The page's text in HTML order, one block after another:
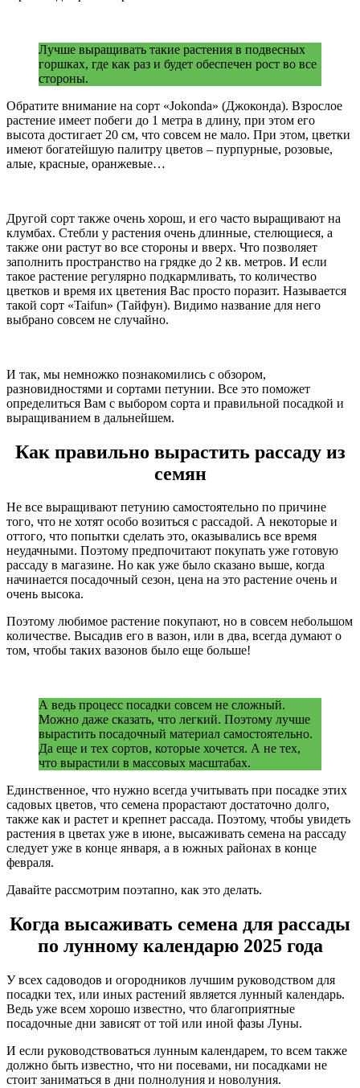
Лучше выращивать такие растения в подвесных
горшках, где как раз и будет обеспечен рост во все
стороны.
Обратите внимание на сорт «Jokonda» (Джоконда). Взрослое
растение имеет побеги до 1 метра в длину, при этом его
высота достигает 20 см, что совсем не мало. При этом, цветки
имеют богатейшую палитру цветов – пурпурные, розовые,
алые, красные, оранжевые…
Другой сорт также очень хорош, и его часто выращивают на
клумбах. Стебли у растения очень длинные, стелющиеся, а
также они растут во все стороны и вверх. Что позволяет
заполнить пространство на грядке до 2 кв. метров. И если
такое растение регулярно подкармливать, то количество
цветков и время их цветения Вас просто поразит. Называется
такой сорт «Taifun» (Тайфун). Видимо название для него
выбрано совсем не случайно.
И так, мы немножко познакомились с обзором,
разновидностями и сортами петунии. Все это поможет
определиться Вам с выбором сорта и правильной посадкой и
выращиванием в дальнейшем.
Как правильно вырастить рассаду из
семян
Не все выращивают петунию самостоятельно по причине
того, что не хотят особо возиться с рассадой. А некоторые и
оттого, что попытки сделать это, оказывались все время
неудачными. Поэтому предпочитают покупать уже готовую
рассаду в магазине. Но как уже было сказано выше, когда
начинается посадочный сезон, цена на это растение очень и
очень высока.
Поэтому любимое растение покупают, но в совсем небольшом
количестве. Высадив его в вазон, или в два, всегда думают о
том, чтобы таких вазонов было еще больше!
А ведь процесс посадки совсем не сложный.
Можно даже сказать, что легкий. Поэтому лучше
вырастить посадочный материал самостоятельно.
Да еще и тех сортов, которые хочется. А не тех,
что вырастили в массовых масштабах.
Единственное, что нужно всегда учитывать при посадке этих
садовых цветов, что семена прорастают достаточно долго,
также как и растет и крепнет рассада. Поэтому, чтобы увидеть
растения в цветах уже в июне, высаживать семена на рассаду
следует уже в конце января, а в южных районах в конце
февраля.
Давайте рассмотрим поэтапно, как это делать.
Когда высаживать семена для рассады
по лунному календарю 2025 года
У всех садоводов и огородников лучшим руководством для
посадки тех, или иных растений является лунный календарь.
Ведь уже всем хорошо известно, что благоприятные
посадочные дни зависят от той или иной фазы Луны.
И если руководствоваться лунным календарем, то всем также
должно быть известно, что ни посевами, ни посадками не
стоит заниматься в дни полнолуния и новолуния.